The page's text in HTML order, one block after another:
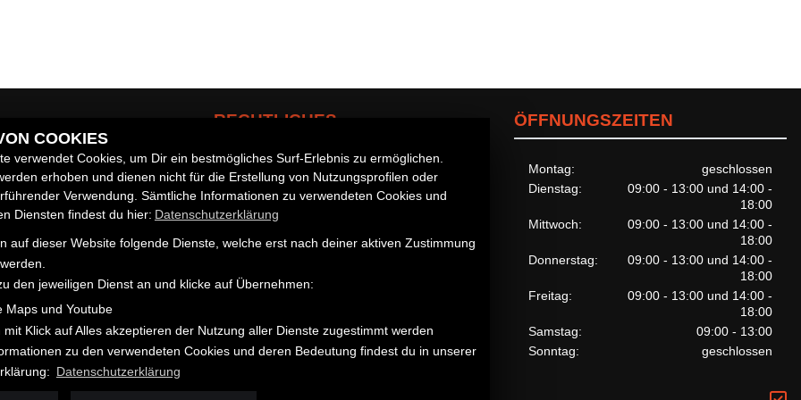
RECHTLICHES
AGB
Impressum
Datenschutz
ÖFFNUNGSZEITEN
Montag:
geschlossen
Dienstag:
09:00 - 13:00 und 14:00 -
18:00
Mittwoch:
09:00 - 13:00 und 14:00 -
18:00
Donnerstag:
09:00 - 13:00 und 14:00 -
18:00
Freitag:
09:00 - 13:00 und 14:00 -
18:00
Samstag:
09:00 - 13:00
Sonntag:
geschlossen
COOKIES
verwendet Cookies, um Dir ein bestmögliches Surf-Erlebnis zu ermöglichen.
erhoben und dienen nicht für die Erstellung von Nutzungsprofilen oder
Verwendung. Sämtliche Informationen zu verwendeten Cookies und
Diensten findest du hier: Datenschutzerklärung
auf dieser Website folgende Dienste, welche erst nach deiner aktiven Zustimmung
den jeweiligen Dienst an und klicke auf Übernehmen:
Maps und Youtube
mit Klick auf Alles akzeptieren der Nutzung aller Dienste zugestimmt werden
zu den verwendeten Cookies und deren Bedeutung findest du in unserer
Datenschutzerklärung